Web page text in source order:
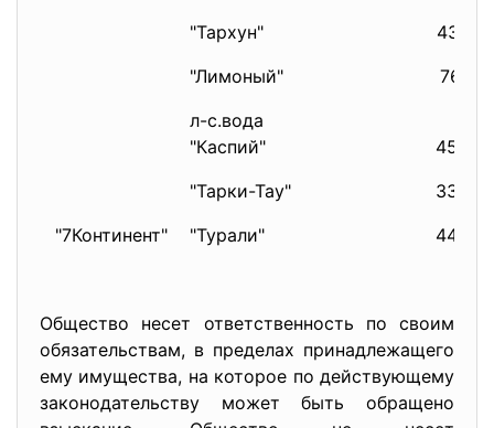
"7Континент"
"Тархун"
437
"Лимоный"
761
л-с.вода
"Каспий"
453
"Тарки-Тау"
336
"Турали"
440
Общество несет ответственность по своим
обязательствам, в пределах принадлежащего
ему имущества, на которое по действующему
законодательству может быть обращено